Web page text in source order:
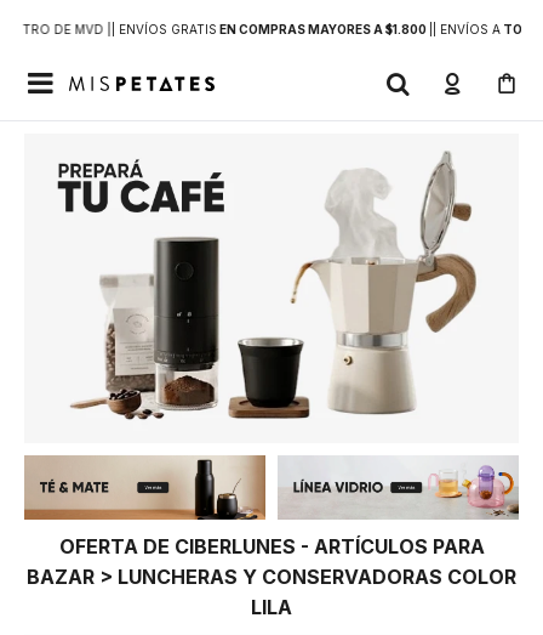
DE MVD | | ENVÍOS GRATIS EN COMPRAS MAYORES A $1.800 | ENVÍOS ATODO

OFERTA DE CIBERLUNES - ARTÍCULOS PARA
BAZAR > LUNCHERAS Y CONSERVADORAS COLOR
LILA